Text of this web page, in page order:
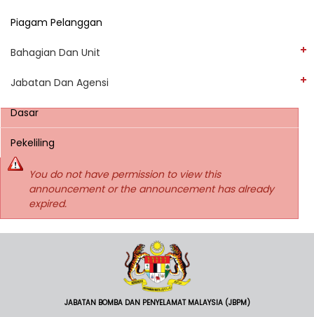
Piagam Pelanggan
Bahagian Dan Unit
Jabatan Dan Agensi
Dasar
Pekeliling
You do not have permission to view this
announcement or the announcement has already
expired.
JABATAN BOMBA DAN PENYELAMAT MALAYSIA (JBPM)